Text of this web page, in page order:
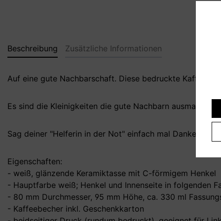
Beschreibung Zusätzliche Informationen
Auf eine gute Nachbarschaft. Diese bedruckte
Es sind die Kleinigkeiten die gute Nachbarn
Sag deiner "Helferin in der Not" einfach mal Danke mit
Eigenschaften:
- weiß, glänzende Keramiktasse mit C-förmigem Henkel
- Hauptfarbe weiß; Henkel und Innenseite in folgenden
- 80 mm Durchmesser, 95 mm Höhe, ca. 330 ml
- Kaffeebecher inkl. Geschenkkarton